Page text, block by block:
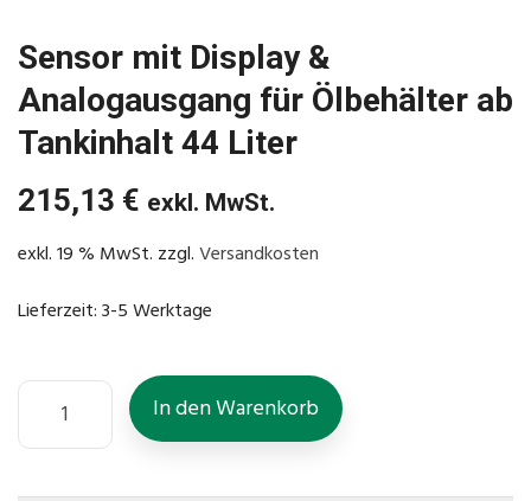
Sensor mit Display &
Analogausgang für Ölbehälter ab
Tankinhalt 44 Liter
215,13 € exkl. MwSt.
exkl. 19 % MwSt. zzgl.Versandkosten
Lieferzeit:3-5 Werktage
In den Warenkorb